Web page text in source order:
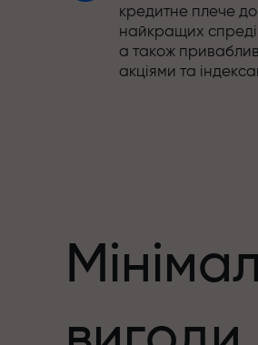
кредитне плече до
найкращих
а також
акціями та
додає елементи